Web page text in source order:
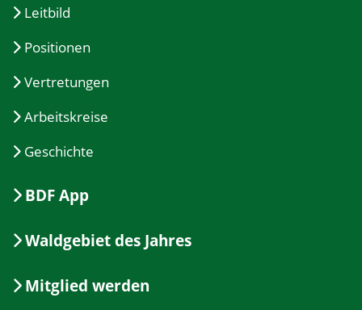
Leitbild
Positionen
Vertretungen
Arbeitskreise
Geschichte
BDF App
Waldgebiet des Jahres
Mitglied werden